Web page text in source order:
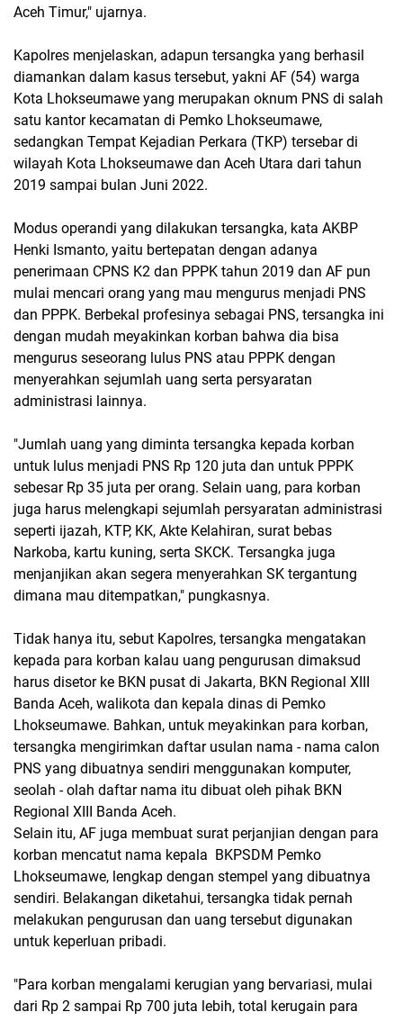
Aceh Timur," ujarnya.
Kapolres menjelaskan, adapun tersangka yang berhasil
diamankan dalam kasus tersebut, yakni AF (54) warga
Kota Lhokseumawe yang merupakan oknum PNS di salah
satu kantor kecamatan di Pemko Lhokseumawe,
sedangkan Tempat Kejadian Perkara (TKP) tersebar di
wilayah Kota Lhokseumawe dan Aceh Utara dari tahun
2019 sampai bulan Juni 2022.
Modus operandi yang dilakukan tersangka, kata AKBP
Henki Ismanto, yaitu bertepatan dengan adanya
penerimaan CPNS K2 dan PPPK tahun 2019 dan AF pun
mulai mencari orang yang mau mengurus menjadi PNS
dan PPPK. Berbekal profesinya sebagai PNS, tersangka ini
dengan mudah meyakinkan korban bahwa dia bisa
mengurus seseorang lulus PNS atau PPPK dengan
menyerahkan sejumlah uang serta persyaratan
administrasi lainnya.
"Jumlah uang yang diminta tersangka kepada korban
untuk lulus menjadi PNS Rp 120 juta dan untuk PPPK
sebesar Rp 35 juta per orang. Selain uang, para korban
juga harus melengkapi sejumlah persyaratan administrasi
seperti ijazah, KTP, KK, Akte Kelahiran, surat bebas
Narkoba, kartu kuning, serta SKCK. Tersangka juga
menjanjikan akan segera menyerahkan SK tergantung
dimana mau ditempatkan," pungkasnya.
Tidak hanya itu, sebut Kapolres, tersangka mengatakan
kepada para korban kalau uang pengurusan dimaksud
harus disetor ke BKN pusat di Jakarta, BKN Regional XIII
Banda Aceh, walikota dan kepala dinas di Pemko
Lhokseumawe. Bahkan, untuk meyakinkan para korban,
tersangka mengirimkan daftar usulan nama - nama calon
PNS yang dibuatnya sendiri menggunakan komputer,
seolah - olah daftar nama itu dibuat oleh pihak BKN
Regional XIII Banda Aceh.
Selain itu, AF juga membuat surat perjanjian dengan para
korban mencatut nama kepala BKPSDM Pemko
Lhokseumawe, lengkap dengan stempel yang dibuatnya
sendiri. Belakangan diketahui, tersangka tidak pernah
melakukan pengurusan dan uang tersebut digunakan
untuk keperluan pribadi.
"Para korban mengalami kerugian yang bervariasi, mulai
dari Rp 2 sampai Rp 700 juta lebih, total kerugain para